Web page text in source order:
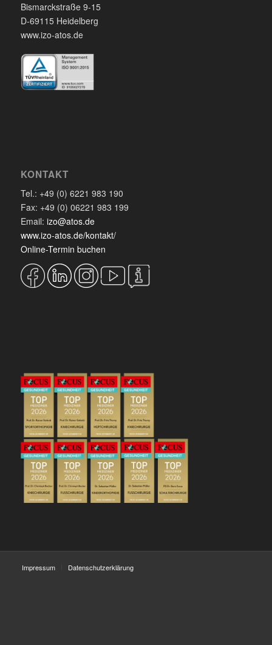
Bismarckstraße 9-15
D-69115 Heidelberg
www.izo-atos.de
KONTAKT
Tel.: +49 (0) 6221 983 190
Fax: +49 (0) 06221 983 199
Email: izo@atos.de
www.izo-atos.de/kontakt/
Online-Termin buchen
Impressum Datenschutzerklärung